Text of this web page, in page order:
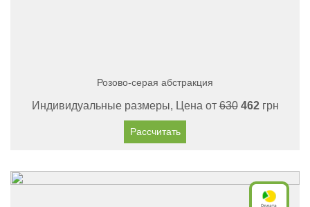
Розово-серая абстракция
Индивидуальные размеры, Цена от630 462грн
Рассчитать